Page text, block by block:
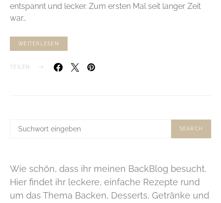
entspannt und lecker. Zum ersten Mal seit langer Zeit
war…
WEITERLESEN
TEILEN
SUCHE
SEARCH
Wie schön, dass ihr meinen BackBlog besucht.
Hier findet ihr leckere, einfache Rezepte rund
um das Thema Backen, Desserts, Getränke und